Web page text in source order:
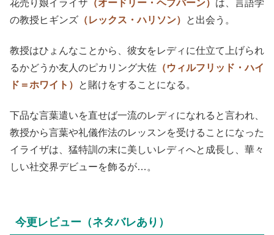
花売り娘イライザ （オードリー・ヘプバーン） は、言語学
の教授ヒギンズ （レックス・ハリソン） と出会う。
教授はひょんなことから、彼女をレディに仕立て上げられ
るかどうか友人のピカリング大佐 （ウィルフリッド・ハイ
ド＝ホワイト）
と賭けをすることになる。
下品な言葉遣いを直せば一流のレディになれると言われ、
教授から言葉や礼儀作法のレッスンを受けることになった
イライザは、猛特訓の末に美しいレディへと成長し、華々
しい社交界デビューを飾るが…。
今更レビュー（ネタバレあり）